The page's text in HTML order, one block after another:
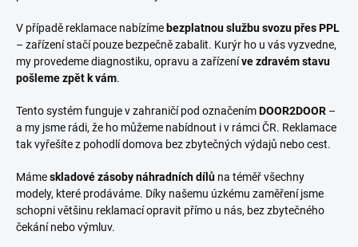
V případě reklamace nabízíme bezplatnou službu svozu přes PPL
– zařízení stačí pouze bezpečně zabalit. Kurýr ho u vás vyzvedne,
my provedeme diagnostiku, opravu a zařízeníve zdravém stavu
pošleme zpět k vám.
Tento systém funguje v zahraničí pod označenímDOOR2DOOR –
a my jsme rádi, že ho můžeme nabídnout i v rámci ČR. Reklamace
tak vyřešíte z pohodlí domova bez zbytečných výdajů nebo cest.
Mámeskladové zásoby náhradních dílů na téměř všechny
modely, které prodáváme. Díky našemu úzkému zaměření jsme
schopni většinu reklamací opravit přímo u nás, bez zbytečného
čekání nebo výmluv.